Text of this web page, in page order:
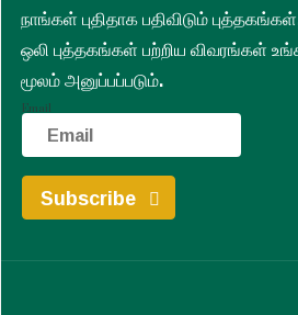
நாங்கள் புதிதாக பதிவிடும்
ஒலி புத்தகங்கள் பற்றிய விவரங்கள்
மூலம் அனுப்பப்படும்.
Email